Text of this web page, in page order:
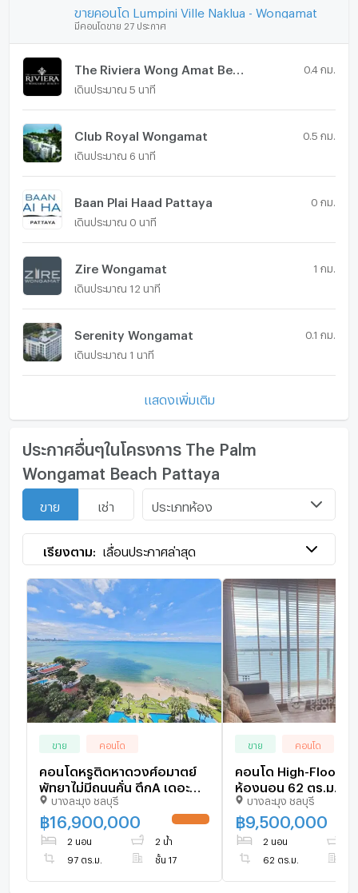
ขายคอนโด Lumpini Ville Naklua - Wongamat
มีคอนโดขาย 27 ประกาศ
The Riviera Wong Amat Beach 0.4 กม.
เดินประมาณ 5 นาที
Club Royal Wongamat 0.5 กม.
เดินประมาณ 6 นาที
Baan Plai Haad Pattaya 0 กม.
เดินประมาณ 0 นาที
Zire Wongamat 1 กม.
เดินประมาณ 12 นาที
Serenity Wongamat 0.1 กม.
เดินประมาณ 1 นาที
แสดงเพิ่มเติม
ประกาศอื่นๆในโครงการ The Palm
Wongamat Beach Pattaya
ขาย เช่า ประเภทห้อง
เรียงตาม: เลื่อนประกาศล่าสุด
ขาย คอนโด
คอนโดหรูติดหาดวงศ์อมาตย์
พัทยาไม่มีถนนคั่น ตึกA เดอะ
ปาล์มวงศ์อมาตย์ 2นอน 2น้ำ
type ใหญ่
บางละมุง ชลบุรี
฿16,900,000
2 นอน 2 น้ำ
97 ตร.ม. ชั้น 17
ขาย คอนโด
คอนโด High-Floor ชั้
ห้องนอน 62 ตร.ม.
Wongamart Beach ใ
Sanctuary of Truth
3041913)
บางละมุง ชลบุรี
฿9,500,000
2 นอน
62 ตร.ม.